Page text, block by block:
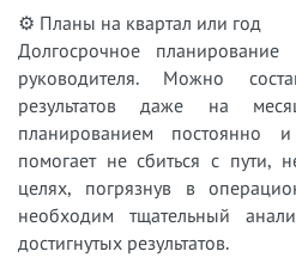
⚙ Планы на квартал или год
Долгосрочное
руководителя. Можно
результатов даже на
планированием постоянно
помогает не сбиться с пути,
целях, погрязнув в
необходим тщательный
достигнутых результатов.